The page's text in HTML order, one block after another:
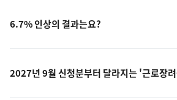
6.7% 인상의 결과는요?
2027년 9월 신청분부터 달라지는 '근로장